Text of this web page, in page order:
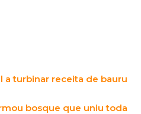
a turbinar receita de bauru
bosque que uniu toda